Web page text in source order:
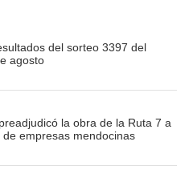
del sorteo 3397 del
agosto
la obra de la Ruta 7 a
de empresas mendocinas